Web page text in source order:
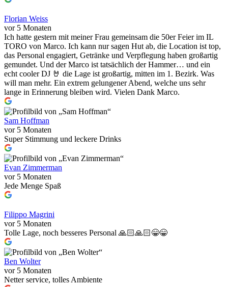
Florian Weiss
vor 5 Monaten
Ich hatte gestern mit meiner Frau gemeinsam die 50er Feier im IL
TORO von Marco. Ich kann nur sagen Hut ab, die Location ist top,
das Personal engagiert, Getränke und Verpflegung haben großartig
gemundet. Und der Marco ist tatsächlich der Hammer… und ein
echt cooler DJ 🤘 die Lage ist großartig, mitten im 1. Bezirk. Was
will man mehr. Ein extrem gelungener Abend, welche uns sehr
lange in Erinnerung bleiben wird. Vielen Dank Marco.
Sam Hoffman
vor 5 Monaten
Super Stimmung und leckere Drinks
Evan Zimmerman
vor 5 Monaten
Jede Menge Spaß
Filippo Magrini
vor 5 Monaten
Tolle Lage, noch besseres Personal 🙏🏻🙏🏻😁😁
Ben Wolter
vor 5 Monaten
Netter service, tolles Ambiente